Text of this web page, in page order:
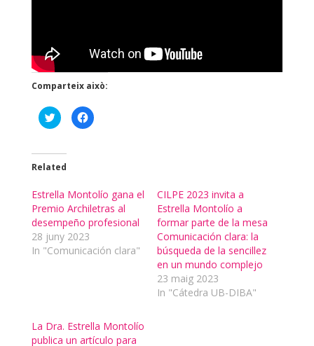
Comparteix això:
C
l
t
o
s
a
r
e
o
n
T
w
i
t
n
s
i
C
l
a
r
e
o
n
F
a
c
e
e
n
s
Related
Estrella Montolío gana el
Premio Archiletras al
desempeño profesional
28 juny 2023
In "Comunicación clara"
CILPE 2023 invita a
Estrella Montolío a
formar parte de la mesa
Comunicación clara: la
búsqueda de la sencillez
en un mundo complejo
23 maig 2023
In "Cátedra UB-DIBA"
La Dra. Estrella Montolío
publica un artículo para